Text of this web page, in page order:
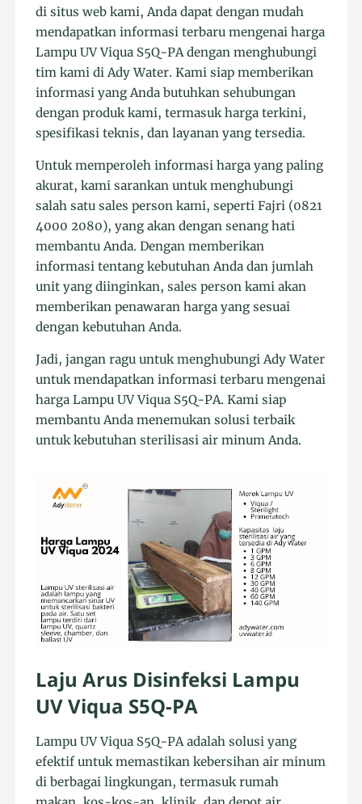
di situs web kami, Anda dapat dengan mudah
mendapatkan informasi terbaru mengenai harga
Lampu UV Viqua S5Q-PA dengan menghubungi
tim kami di Ady Water. Kami siap memberikan
informasi yang Anda butuhkan sehubungan
dengan produk kami, termasuk harga terkini,
spesifikasi teknis, dan layanan yang tersedia.
Untuk memperoleh informasi harga yang paling
akurat, kami sarankan untuk menghubungi
salah satu sales person kami, seperti Fajri (0821
4000 2080), yang akan dengan senang hati
membantu Anda. Dengan memberikan
informasi tentang kebutuhan Anda dan jumlah
unit yang diinginkan, sales person kami akan
memberikan penawaran harga yang sesuai
dengan kebutuhan Anda.
Jadi, jangan ragu untuk menghubungi Ady Water
untuk mendapatkan informasi terbaru mengenai
harga Lampu UV Viqua S5Q-PA. Kami siap
membantu Anda menemukan solusi terbaik
untuk kebutuhan sterilisasi air minum Anda.
Laju Arus Disinfeksi Lampu
UV Viqua S5Q-PA
Lampu UV Viqua S5Q-PA adalah solusi yang
efektif untuk memastikan kebersihan air minum
di berbagai lingkungan, termasuk rumah